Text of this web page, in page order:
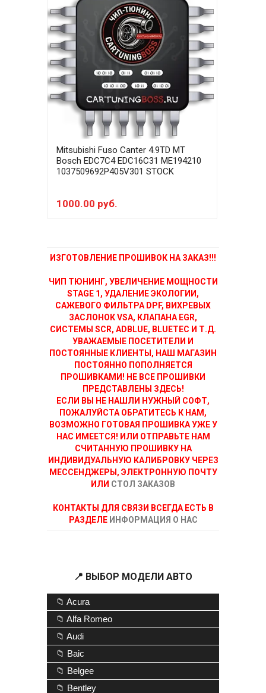
Mitsubishi Fuso Canter 4.9TD MT
Bosch EDC7C4 EDC16C31 ME194210
1037509692P405V301 STOCK
1000.00 руб.
ИЗГОТОВЛЕНИЕ ПРОШИВОК НА ЗАКАЗ!!!
ЧИП ТЮНИНГ, УВЕЛИЧЕНИЕ МОЩНОСТИ
STAGE 1, УДАЛЕНИЕ ЭКОЛОГИИ,
САЖЕВОГО ФИЛЬТРА DPF, ВИХРЕВЫХ
ЗАСЛОНОК VSA, КЛАПАНА EGR,
СИСТЕМЫ SCR, ADBLUE, BLUETEC И Т.Д.
УВАЖАЕМЫЕ ПОСЕТИТЕЛИ И
ПОСТОЯННЫЕ КЛИЕНТЫ, НАШ МАГАЗИН
ПОСТОЯННО ПОПОЛНЯЕТСЯ
ПРОШИВКАМИ! НЕ ВСЕ ПРОШИВКИ
ПРЕДСТАВЛЕНЫ ЗДЕСЬ!
ЕСЛИ ВЫ НЕ НАШЛИ НУЖНЫЙ СОФТ,
ПОЖАЛУЙСТА ОБРАТИТЕСЬ К НАМ,
ВОЗМОЖНО ГОТОВАЯ ПРОШИВКА УЖЕ У
НАС ИМЕЕТСЯ! ИЛИ ОТПРАВЬТЕ НАМ
СЧИТАННУЮ ПРОШИВКУ НА
ИНДИВИДУАЛЬНУЮ КАЛИБРОВКУ ЧЕРЕЗ
МЕССЕНДЖЕРЫ, ЭЛЕКТРОННУЮ ПОЧТУ
ИЛИ СТОЛ ЗАКАЗОВ
КОНТАКТЫ ДЛЯ СВЯЗИ ВСЕГДА ЕСТЬ В
РАЗДЕЛЕ ИНФОРМАЦИЯ О НАС
📍 ВЫБОР МОДЕЛИ АВТО
📁 Acura
📁 Alfa Romeo
📁 Audi
📁 Baic
📁 Belgee
📁 Bentley